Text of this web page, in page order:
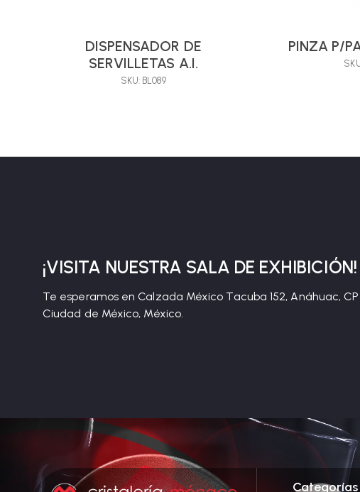
DISPENSADOR DE
SERVILLETAS A.I.
SKU: BL089
PINZA P/
¡VISITA NUESTRA SALA DE EXHIBICIÓN!
Te esperamos en Calzada México Tacuba 152, Anáhuac, CP
Ciudad de México, México.
Categorías